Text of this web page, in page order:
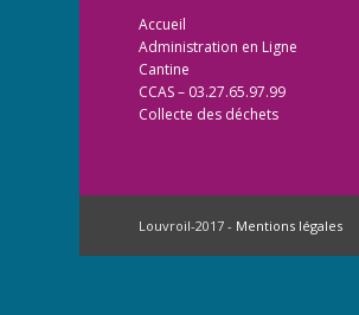
Accueil
Administration en Ligne
Cantine
CCAS – 03.27.65.97.99
Collecte des déchets
Louvroil-2017 - Mentions légales